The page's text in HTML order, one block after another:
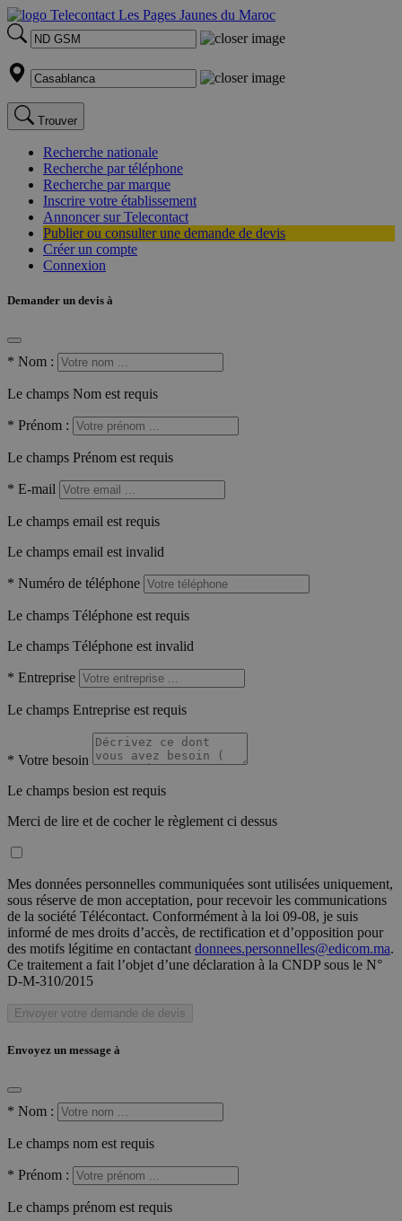
Trouver
Recherche nationale
Recherche par téléphone
Recherche par marque
Inscrire votre établissement
Annoncer sur Telecontact
Publier ou consulter une demande de devis
Créer un compte
Connexion
Demander un devis à
* Nom :
Le champs Nom est requis
* Prénom :
Le champs Prénom est requis
* E-mail
Le champs email est requis
Le champs email est invalid
* Numéro de téléphone
Le champs Téléphone est requis
Le champs Téléphone est invalid
* Entreprise
Le champs Entreprise est requis
* Votre besoin
Le champs besion est requis
Merci de lire et de cocher le règlement ci dessus
Mes données personnelles communiquées sont utilisées uniquement,
sous réserve de mon acceptation, pour recevoir les communications
de la société Télécontact. Conformément à la loi 09-08, je suis
informé de mes droits d’accès, de rectification et d’opposition pour
des motifs légitime en contactant donnees.personnelles@edicom.ma.
Ce traitement a fait l’objet d’une déclaration à la CNDP sous le N°
D-M-310/2015
Envoyer votre demande de devis
Envoyez un message à
* Nom :
Le champs nom est requis
* Prénom :
Le champs prénom est requis